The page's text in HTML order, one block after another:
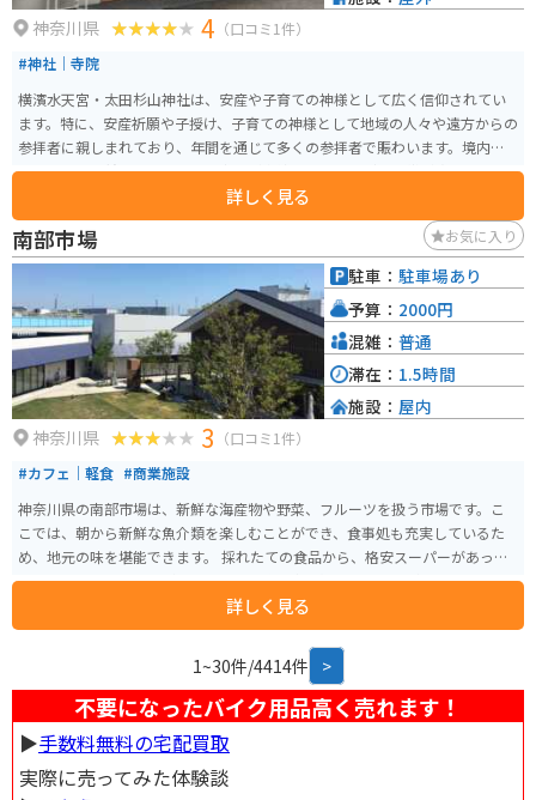
神奈川県 4 （口コミ1件）
#神社｜寺院
横濱水天宮・太田杉山神社は、安産や子育ての神様として広く信仰されてい
ます。特に、安産祈願や子授け、子育ての神様として地域の人々や遠方からの
参拝者に親しまれており、年間を通じて多くの参拝者で賑わいます。境内に
は安産のご利益を求めて訪れる方々が奉納した色とりどりの帯が飾られてい
ます。昭和20年、第２次世界大戦の戦火で全焼してしまいましたが、その後
再建され、現在に至ります。
詳しく見る
南部市場 お気に入り
神奈川県 3 （口コミ1件）
#カフェ｜軽食 #商業施設
神奈川県の南部市場は、新鮮な海産物や野菜、フルーツを扱う市場です。こ
こでは、朝から新鮮な魚介類を楽しむことができ、食事処も充実しているた
め、地元の味を堪能できます。 採れたての食品から、格安スーパーがあった
り、おしゃれなカフェがあったり、百均、家電製品、日用品が買えたりと、
はたまたバーベキューもできちゃう！家族でも、1人でフラっと食材調達で
も、大人数でワイワイバーベキューでも様々なシュチュエーションに合わせ
詳しく見る
駐車： 駐車場あり
予算： 2000円
混雑： 普通
滞在： 1.5時間
施設： 屋内
1~30件/4414件 >
不要になったバイク用品高く売れます！
▶︎手数料無料の宅配買取
実際に売ってみた体験談